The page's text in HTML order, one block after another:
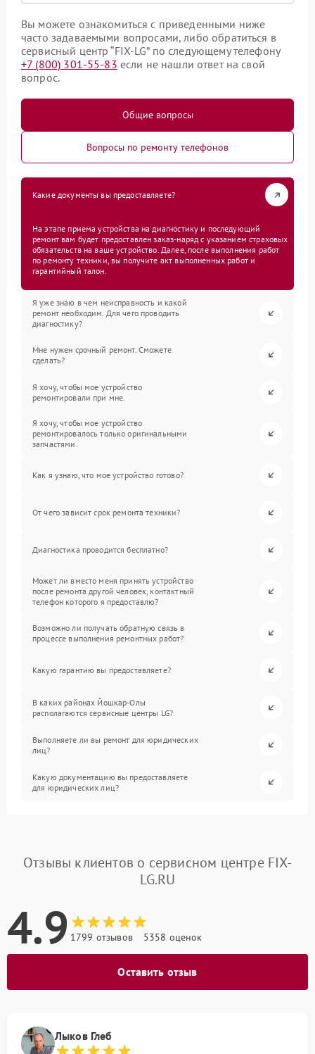
Вы можете ознакомиться с приведенными ниже
часто задаваемыми вопросами, либо обратиться в
сервисный центр “FIX-LG” по следующему телефону
+7 (800) 301-55-83 если не нашли ответ на свой
вопрос.
Общие вопросы
Вопросы по ремонту телефонов
Какие документы вы предоставляете?
На этапе приема устройства на диагностику и последующий
ремонт вам будет предоставлен заказ-наряд с указанием страховых
обязательств на ваше устройство. Далее, после выполнения работ
по ремонту техники, вы получите акт выполненных работ и
гарантийный талон.
Я уже знаю в чем неисправность и какой
ремонт необходим. Для чего проводить
диагностику?
Мне нужен срочный ремонт. Сможете
сделать?
Я хочу, чтобы мое устройство
ремонтировали при мне.
Я хочу, чтобы мое устройство
ремонтировалось только оригинальными
запчастями.
Как я узнаю, что мое устройство готово?
От чего зависит срок ремонта техники?
Диагностика проводится бесплатно?
Может ли вместо меня принять устройство
после ремонта другой человек, контактный
телефон которого я предоставлю?
Возможно ли получать обратную связь в
процессе выполнения ремонтных работ?
Какую гарантию вы предоставляете?
В каких районах Йошкар-Олы
располагаются сервисные центры LG?
Выполняете ли вы ремонт для юридических
лиц?
Какую документацию вы предоставляете
для юридических лиц?
Отзывы клиентов о сервисном центре FIX-
LG.RU
4.9 1799 отзывов 5358 оценок
Оставить отзыв
Лыков Глеб